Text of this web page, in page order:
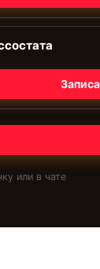
или в чате